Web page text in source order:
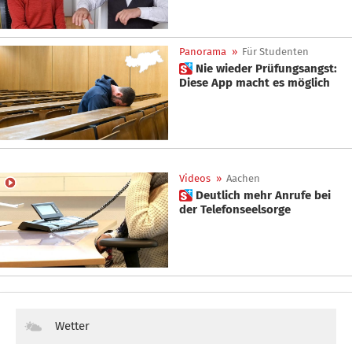
Panorama » Für Studenten
 Nie wieder Prüfungsangst:
Diese App macht es möglich
Videos » Aachen
 Deutlich mehr Anrufe bei
der Telefonseelsorge
Wetter